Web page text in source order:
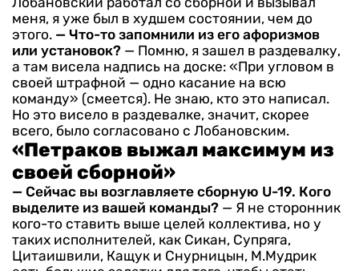
меня, я уже был в худшем состоянии, чем до
этого. — Что-то запомнили из его афоризмов
или установок? — Помню, я зашел в раздевалку,
а там висела надпись на доске: «При угловом в
своей штрафной — одно касание на всю
команду» (смеется). Не знаю, кто это написал.
Но это висело в раздевалке, значит, скорее
всего, было согласовано с Лобановским.
«Петраков выжал максимум из
своей сборной»
— Сейчас вы возглавляете сборную U-19. Кого
выделите из вашей команды? — Я не сторонник
кого-то ставить выше целей коллектива, но у
таких исполнителей, как Сикан, Супряга,
Цитаишвили, Кащук и Снурницын, М.Мудрик